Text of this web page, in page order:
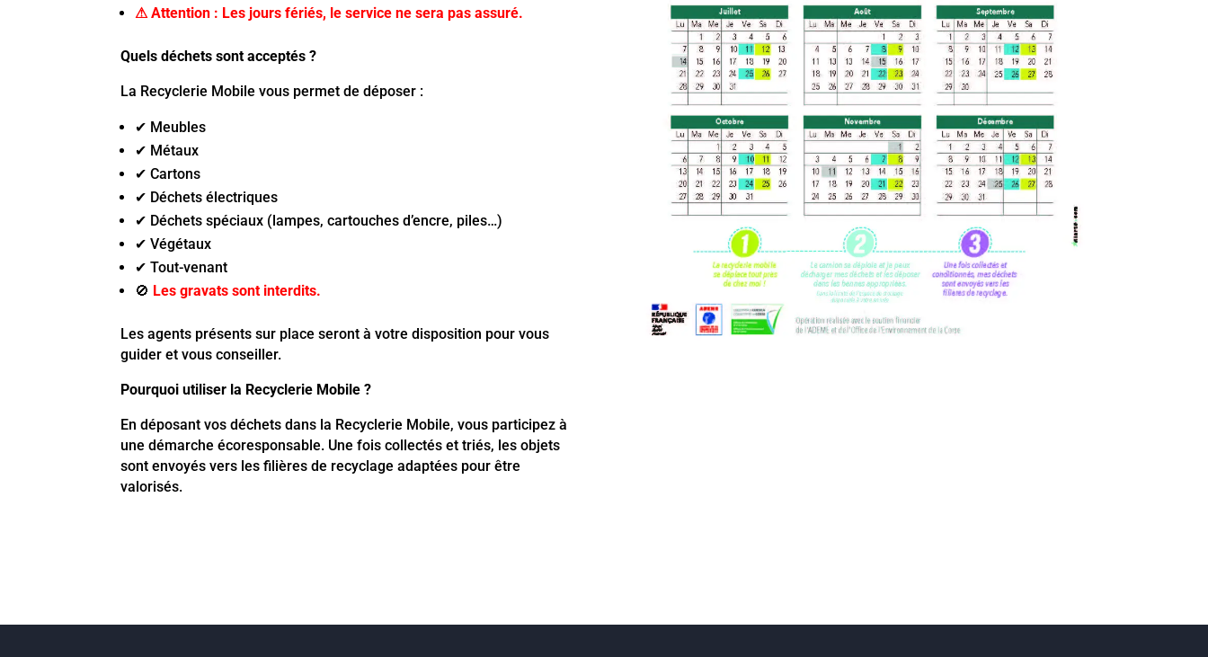
⚠ Attention : Les jours fériés, le service ne sera pas assuré.
Quels déchets sont acceptés ?
La Recyclerie Mobile vous permet de déposer :
✔ Meubles
✔ Métaux
✔ Cartons
✔ Déchets électriques
✔ Déchets spéciaux (lampes, cartouches d’encre, piles…)
✔ Végétaux
✔ Tout-venant
🚫 Les gravats sont interdits.
Les agents présents sur place seront à votre disposition pour vous
guider et vous conseiller.
Pourquoi utiliser la Recyclerie Mobile ?
En déposant vos déchets dans la Recyclerie Mobile, vous participez à
une démarche écoresponsable. Une fois collectés et triés, les objets
sont envoyés vers les filières de recyclage adaptées pour être
valorisés.